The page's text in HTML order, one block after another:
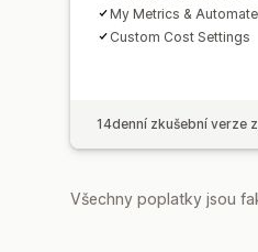
My Metrics &
Custom Cost Settings
14denní zkušební verze
Všechny poplatky jsou